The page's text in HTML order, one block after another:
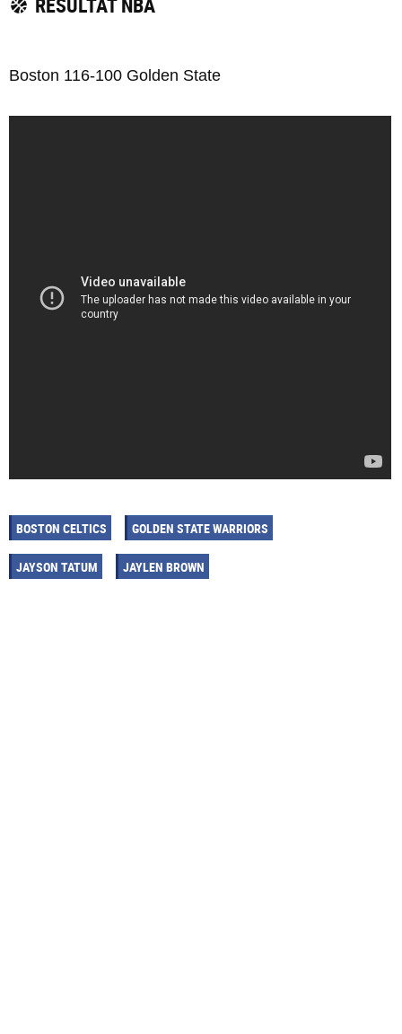
Boston 116-100 Golden State
BOSTON CELTICS GOLDEN STATE WARRIORS
JAYSON TATUM JAYLEN BROWN